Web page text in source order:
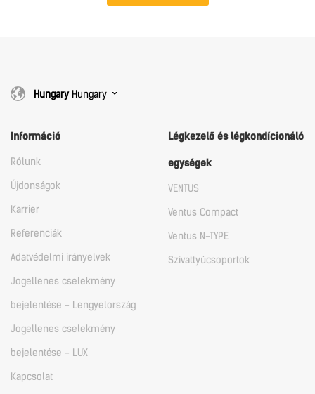
HungaryHungary
Információ
Rólunk
Újdonságok
Karrier
Referenciák
Adatvédelmi irányelvek
Jogellenes cselekmény
bejelentése - Lengyelország
Jogellenes cselekmény
bejelentése - LUX
Kapcsolat
Légkezelő és légkondícionáló
egységek
VENTUS
Ventus Compact
Ventus N-TYPE
Szivattyúcsoportok